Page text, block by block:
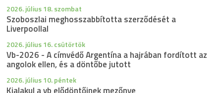
2026. július 18. szombat
Szoboszlai meghosszabbította szerződését a
Liverpoollal
2026. július 16. csütörtök
Vb-2026 - A címvédő Argentína a hajrában fordított az
angolok ellen, és a döntőbe jutott
2026. július 10. péntek
Kialakul a vb elődöntőinek mezőnye